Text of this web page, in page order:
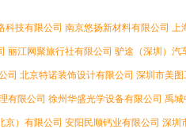
科技有限公司 南京悠扬新材料有限公司 上
丽江网聚旅行社有限公司 驴途（深圳）汽
司 北京特诺装饰设计有限公司 深圳市美图
有限公司 徐州华盛光学设备有限公司 禹城
京）有限公司 安阳民顺钙业有限公司 深圳